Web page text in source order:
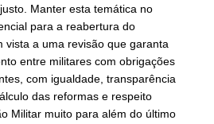
Manter esta temática no
para a reabertura do
vista a uma revisão que garanta
entre militares com obrigações
com igualdade, transparência
das reformas e respeito
Militar muito para além do último